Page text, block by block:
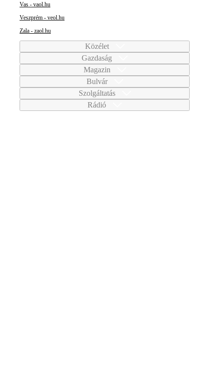
Vas - vaol.hu
Veszprém - veol.hu
Zala - zaol.hu
Közélet
Gazdaság
Magazin
Bulvár
Szolgáltatás
Rádió